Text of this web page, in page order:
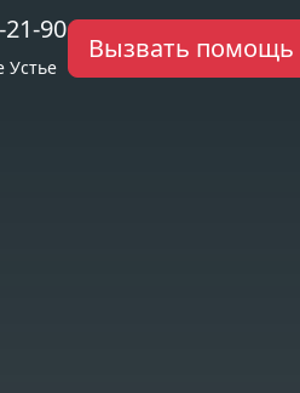
21-90
Устье
Вызвать помощь